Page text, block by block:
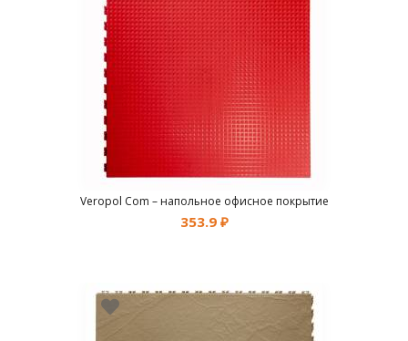
Veropol Com – напольное офисное покрытие
353.9 ₽